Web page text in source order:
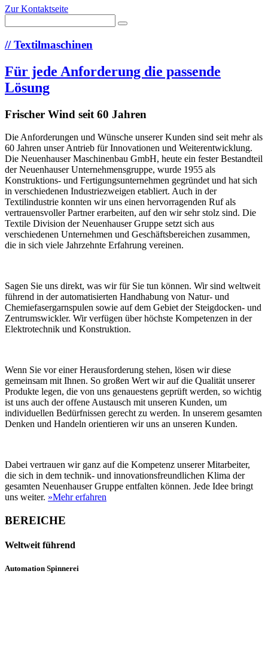
Zur Kontaktseite
//Textilmaschinen
Für jede Anforderung die passende
Lösung
Frischer Wind seit 60 Jahren
Die Anforderungen und Wünsche unserer Kunden sind seit mehr als
60 Jahren unser Antrieb für Innovationen und Weiterentwicklung.
Die Neuenhauser Maschinenbau GmbH, heute ein fester Bestandteil
der Neuenhauser Unternehmensgruppe, wurde 1955 als
Konstruktions- und Fertigungsunternehmen gegründet und hat sich
in verschiedenen Industriezweigen etabliert. Auch in der
Textilindustrie konnten wir uns einen hervorragenden Ruf als
vertrauensvoller Partner erarbeiten, auf den wir sehr stolz sind. Die
Textile Division der Neuenhauser Gruppe setzt sich aus
verschiedenen Unternehmen und Geschäftsbereichen zusammen,
die in sich viele Jahrzehnte Erfahrung vereinen.
Sagen Sie uns direkt, was wir für Sie tun können. Wir sind weltweit
führend in der automatisierten Handhabung von Natur- und
Chemiefasergarnspulen sowie auf dem Gebiet der Steigdocken- und
Zentrumswickler. Wir verfügen über höchste Kompetenzen in der
Elektrotechnik und Konstruktion.
Wenn Sie vor einer Herausforderung stehen, lösen wir diese
gemeinsam mit Ihnen. So großen Wert wir auf die Qualität unserer
Produkte legen, die von uns genauestens geprüft werden, so wichtig
ist uns auch der offene Austausch mit unseren Kunden, um
individuellen Bedürfnissen gerecht zu werden. In unserem gesamten
Denken und Handeln orientieren wir uns an unseren Kunden.
Dabei vertrauen wir ganz auf die Kompetenz unserer Mitarbeiter,
die sich in dem technik- und innovationsfreundlichen Klima der
gesamten Neuenhauser Gruppe entfalten können. Jede Idee bringt
uns weiter. »Mehr erfahren
BEREICHE
Weltweit führend
Automation Spinnerei